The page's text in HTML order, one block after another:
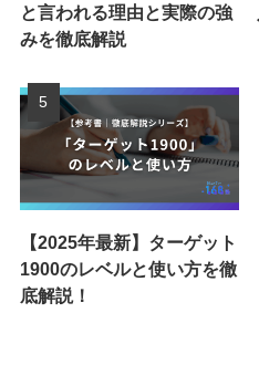
と言われる理由と実際の強
みを徹底解説
【2025年最新】ターゲット
1900のレベルと使い方を徹
底解説！